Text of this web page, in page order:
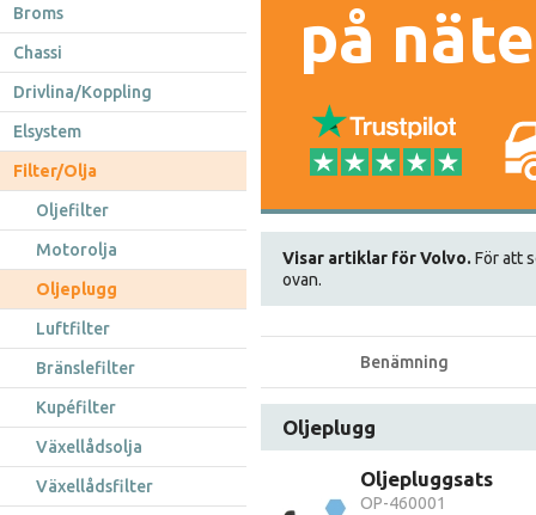
Broms
Chassi
Drivlina/Koppling
Elsystem
Filter/Olja
Oljefilter
Motorolja
Oljeplugg
Luftfilter
Bränslefilter
Kupéfilter
Växellådsolja
Växellådsfilter
på
Visar artiklar för Volvo. För att
ovan.
Benämning
Oljeplugg
Oljepluggsats
OP-460001